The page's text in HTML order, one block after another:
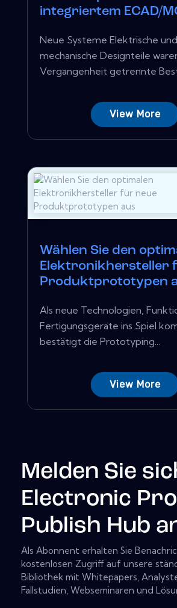
integriertem ECAD/
Neue Systeme Elektrische und
mechanische Designteile
Vergangenheit getrennte
View More
Wählen Sie den
Elektronikhersteller
Produktprototypen
Als neue Technologien,
Fertigungsgeräte ins Spiel
bestätigt die Prototyping...
View More
Melden Sie
Electronic
Publish Hub
Als Abonnent erhalten Sie
kostenlosen Zugriff auf unsere
Bibliothek mit Whitepapers,
Fallstudien, Webseminaren und